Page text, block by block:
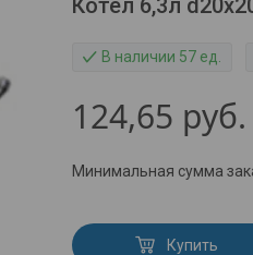
Котел 6,3л
В наличии 57 ед.
124,65 руб.
Минимальная сумма
Купить